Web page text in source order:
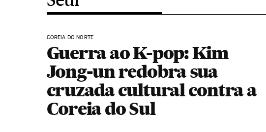
COREIA DO NORTE
Guerra ao K-pop: Kim
Jong-un redobra sua
cruzada cultural contra a
Coreia do Sul